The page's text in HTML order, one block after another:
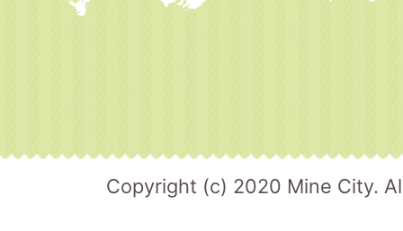
Copyright (c) 2020 Mine City.